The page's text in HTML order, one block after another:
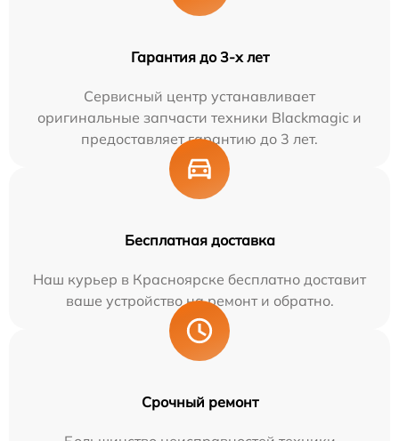
Гарантия до 3-х лет
Сервисный центр устанавливает
оригинальные запчасти техники Blackmagic и
предоставляет гарантию до 3 лет.
Бесплатная доставка
Наш курьер в Красноярске бесплатно доставит
ваше устройство на ремонт и обратно.
Срочный ремонт